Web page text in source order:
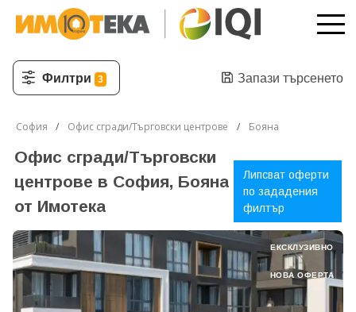
Филтри 3 Запази търсенето
София Офис сгради/Търговски центрове Бояна
Офис сгради/Търговски
центрове в София, Бояна
от Имотека
Липсват оферти
по зададения
филтър
ЕКСКЛУЗИВНО
НОВА ОФЕРТА